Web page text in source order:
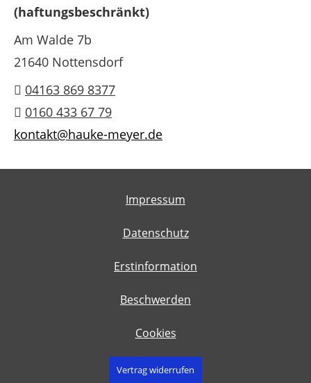
(haftungsbeschränkt)
Am Walde 7b
21640 Nottensdorf
04163 869 8377
0160 433 67 79
kontakt@hauke-meyer.de
Impressum
Datenschutz
Erstinformation
Beschwerden
Cookies
Vertrag widerrufen